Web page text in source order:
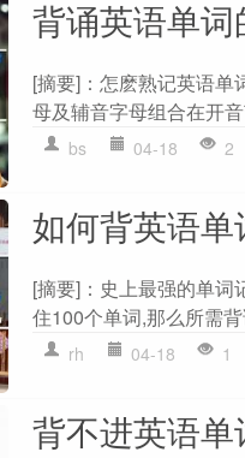
背诵英语单词
[摘要]：怎麽熟记英语
母及辅音字母组合在开
bs 04-18 2
如何背英语
[摘要]：史上最强的单
住100个单词,那么所需
rh 04-18 1
背不进英语